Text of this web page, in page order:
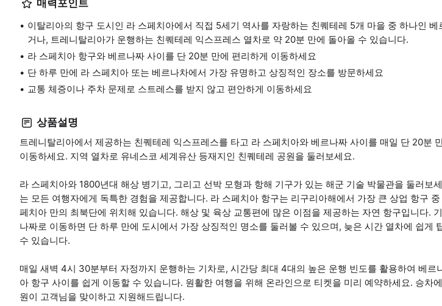
매력포인트
이탈리아의 항구 도시인 라 스페치아에서 직접 5세기 역사를 자랑하는 친퀘테레 5개 마을 중 하나인 베
거나, 트레니탈리아가 운행하는 친퀘테레 익스프레스 열차로 약 20분 만에 돌아올 수 있습니다.
라 스페치아 항구와 베르나짜 사이를 단 20분 만에 편리하게 이동하세요
단 하루 만에 라 스페치아 또는 베르나차에서 가장 유명하고 상징적인 장소를 방문하세요
교통 체증이나 주차 문제로 스트레스를 받지 않고 편안하게 이동하세요
상품설명
트레니탈리아에서 제공하는 친퀘테레 익스프레스를 타고 라 스페치아와 베르나짜 사이를 매일 단 20분
이동하세요. 지역 열차로 유네스코 세계유산 등재지인 친퀘테레 공원을 둘러보세요.
라 스페치아와 1800년대 해상 병기고, 그리고 선박 모형과 항해 기구가 있는 해군 기술 박물관을 둘러보
는 모든 여행자에게 독특한 경험을 제공합니다. 라 스페치아 항구는 리구리아해에서 가장 큰 상업 항구
페치아 만의 최북단에 위치해 있습니다. 해상 및 육상 교통편에 많은 이점을 제공하는 자연 항구입니다.
나짜로 이동하면 단 하루 만에 도시에서 가장 상징적인 명소를 둘러볼 수 있으며, 늦은 시간 열차에 쉽게
수 있습니다.
매일 새벽 4시 30분부터 자정까지 운행하는 기차로, 시간당 최대 4대의 높은 운행 빈도를 활용하여 베르
아 항구 사이를 쉽게 이동할 수 있습니다. 원활한 여행을 위해 온라인으로 티켓을 미리 예약하세요. 승차
원이 고객님을 맞이하고 지원해드립니다.